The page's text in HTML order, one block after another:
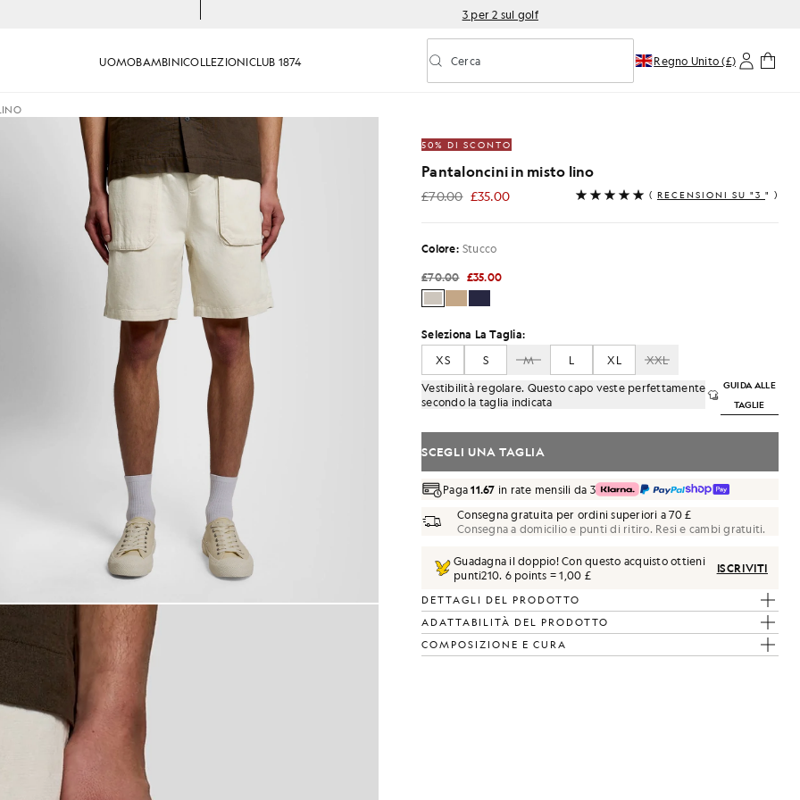
3 per 2 sul golf
UOMOBAMBINICOLLEZIONICLUB 1874 Attiva/disattiva la ricerca predittiva
Cerca Regno Unito (£)
lino color putty Uomo con pantaloncini in misto lino color putty
con pantaloncini in misto lino color putty
50% DI SCONTO
Pantaloncini in misto lino
£70.00 £35.00
£35.00 ( RECENSIONI SU "3 " )
Colore: Stucco
£70.00 £35.00
Seleziona La Taglia:
XS
S M L XL
XXL
Vestibilità regolare. Questo capo veste perfettamente
secondo la taglia indicata
GUIDA ALLE
TAGLIE
SCEGLI UNA TAGLIA
Paga11.67 in rate mensili da 3
Consegna gratuita per ordini superiori a 70 £
Consegna a domicilio e punti di ritiro. Resi e cambi gratuiti.
Guadagna il doppio! Con questo acquisto ottieni
punti210. 6 points = 1,00 £ ISCRIVITI
DETTAGLI DEL PRODOTTO
ADATTABILITÀ DEL PRODOTTO
COMPOSIZIONE E CURA